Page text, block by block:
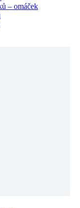
– omáček